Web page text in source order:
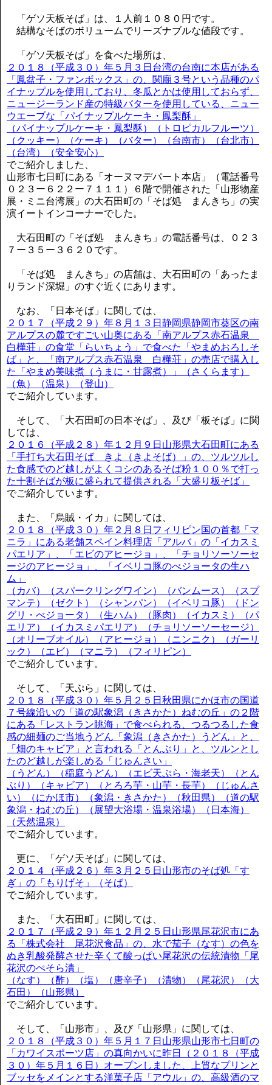
「ゲソ天板そば」は、１人前１０８０円です。
結構なそばのボリュームでリーズナブルな値段です。
「ゲソ天板そば」を食べた場所は、
２０１８（平成３０）年５月３日台湾の台南に本店がある
「鳳盆子・ファンボックス」の、関廟３号という品種のパ
イナップルを使用しており、冬瓜とかは使用しておらず、
ニュージーランド産の特級バターを使用している、ニュー
ウエーブな「パイナップルケーキ・鳳梨酥」
（パイナップルケーキ・鳳梨酥）（トロピカルフルーツ）
（クッキー）（ケーキ）（バター）（台南市）（台北市）
（台湾）（安全安心）
でご紹介しました、
山形市七日町にある「オーヌマデパート本店」（電話番号
０２３ー６２２ー７１１１）６階で開催された「山形物産
展・ミニ台湾展」の大石田町の「そば処 まんきち」の実
演イートインコーナーでした。
大石田町の「そば処 まんきち」の電話番号は、０２３
７ー３５ー３６２０です。
「そば処 まんきち」の店舗は、大石田町の「あったま
りランド深堀」のすぐ近くにあります。
なお、「日本そば」に関しては、
２０１７（平成２９）年８月１３日静岡県静岡市葵区の南
アルプスの麓ですごい山奥にある「南アルプス赤石温泉
白樺荘」の食堂「らいちょう」で食べた「やまめおろしそ
ば」と、「南アルプス赤石温泉 白樺荘」の売店で購入し
た「やまめ美味煮（うまに・甘露煮）」（さくらます）
（魚）（温泉）（登山）
でご紹介しています。
そして、「大石田町の日本そば」、及び「板そば」に関
しては、
２０１６（平成２８）年１２月９日山形県大石田町にある
「手打ち大石田そば きよ（きよそば）」の、ツルツルし
た食感でのど越しがよくコシのあるそば粉１００％で打っ
た十割そばが板に盛られて提供される「大盛り板そば」
でご紹介しています。
また、「烏賊・イカ」に関しては、
２０１８（平成３０）年２月８日フィリピン国の首都「マ
ニラ」にある老舗スペイン料理店「アルバ」の「イカスミ
パエリア」、「エビのアヒージョ」、「チョリソーソーセ
ージのアヒージョ」、「イベリコ豚のべジョータの生ハ
ム」
（カバ）（スパークリングワイン）（バンムース）（スプ
マンテ）（ゼクト）（シャンパン）（イベリコ豚）（ドン
グリ・べジョータ）（生ハム）（豚肉）（イカスミ）（パ
エリア）（イカスミパエリア）（チョリソーソーセージ）
（オリーブオイル）（アヒージョ）（ニンニク）（ガーリ
ック）（エビ）（マニラ）（フィリピン）
でご紹介しています。
そして、「天ぷら」に関しては、
２０１８（平成３０）年５月２５日秋田県にかほ市の国道
７号線沿いの「道の駅象潟（きさかた）ねむの丘」の２階
にある「レストラン眺海」で食べられる、つるつるした食
感の細麺のご当地うどん「象潟（きさかた）うどん」と、
「畑のキャビア」と言われる「とんぶり」と、ツルンとし
たのど越しが楽しめる「じゅんさい」
（うどん）（稲庭うどん）（エビ天ぷら・海老天）（とん
ぶり）（キャビア）（とろろ芋・山芋・長芋）（じゅんさ
い）（にかほ市）（象潟・きさかた）（秋田県）（道の駅
象潟・ねむの丘）（展望大浴場・温泉浴場）（日本海）
（天然温泉）
でご紹介しています。
更に、「ゲソ天そば」に関しては、
２０１４（平成２６）年３月２５日山形市のそば処「す
ぎ」の「もりげそ」（そば）
でご紹介しています。
また、「大石田町」に関しては、
２０１７（平成２９）年１２月２５日山形県尾花沢市にあ
る「株式会社 尾花沢食品」の、水で茄子（なす）の色を
ぬき乳酸発酵させた辛くて酸っぱい尾花沢の伝統漬物「尾
花沢のぺそら漬」
（なす）（酢）（塩）（唐辛子）（漬物）（尾花沢）（大
石田）（山形県）
でご紹介しています。
そして、「山形市」、及び「山形県」に関しては、
２０１８（平成３０）年５月１７日山形県山形市七日町の
「カワイスポーツ店」の真向かいに昨日（２０１８（平成
３０）年５月１６日）オープンしました、上質なプリンと
ブッセをメインとする洋菓子店「アウル」の、高級酒のマ